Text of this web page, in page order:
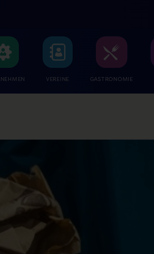
VEREINE GASTRONOMIE